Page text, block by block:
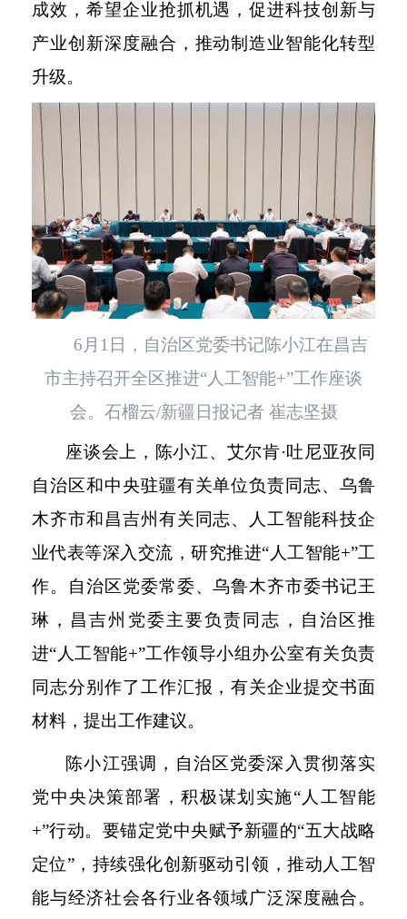
成效，希望企业抢抓机遇，促进科技创新与
产业创新深度融合，推动制造业智能化转型
升级。
6月1日，自治区党委书记陈小江在昌吉
市主持召开全区推进“人工智能+”工作座谈
会。石榴云/新疆日报记者 崔志坚摄
座谈会上，陈小江、艾尔肯·吐尼亚孜同
自治区和中央驻疆有关单位负责同志、乌鲁
木齐市和昌吉州有关同志、人工智能科技企
业代表等深入交流，研究推进“人工智能+”工
作。自治区党委常委、乌鲁木齐市委书记王
琳，昌吉州党委主要负责同志，自治区推
进“人工智能+”工作领导小组办公室有关负责
同志分别作了工作汇报，有关企业提交书面
材料，提出工作建议。
陈小江强调，自治区党委深入贯彻落实
党中央决策部署，积极谋划实施“人工智能
+”行动。要锚定党中央赋予新疆的“五大战略
定位”，持续强化创新驱动引领，推动人工智
能与经济社会各行业各领域广泛深度融合。